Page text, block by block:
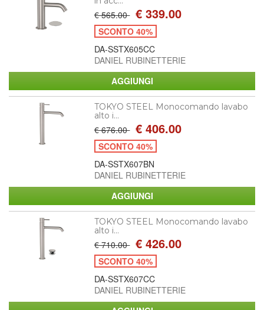
€ 565.00 € 339.00
SCONTO 40%
DA-SSTX605CC
DANIEL RUBINETTERIE
TOKYO STEEL Monocomando lavabo
alto i...
€ 676.00 € 406.00
SCONTO 40%
DA-SSTX607BN
DANIEL RUBINETTERIE
TOKYO STEEL Monocomando lavabo
alto i...
€ 710.00 € 426.00
SCONTO 40%
DA-SSTX607CC
DANIEL RUBINETTERIE